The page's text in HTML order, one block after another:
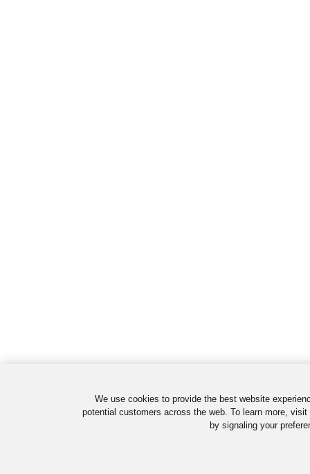
We use cookies to provide the best website
potential customers across the web. To learn more,
by signaling your